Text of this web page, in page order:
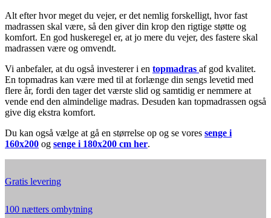
Alt efter hvor meget du vejer, er det nemlig forskelligt, hvor fast
madrassen skal være, så den giver din krop den rigtige støtte og
komfort. En god huskeregel er, at jo mere du vejer, des fastere skal
madrassen være og omvendt.
Vi anbefaler, at du også investerer i en topmadras af god kvalitet.
En topmadras kan være med til at forlænge din sengs levetid med
flere år, fordi den tager det værste slid og samtidig er nemmere at
vende end den almindelige madras. Desuden kan topmadrassen også
give dig ekstra komfort.
Du kan også vælge at gå en størrelse op og se vores senge i
160x200 og senge i 180x200 cm her.
Gratis levering
100 nætters ombytning